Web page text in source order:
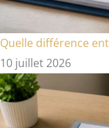
Quelle différence
10 juillet 2026